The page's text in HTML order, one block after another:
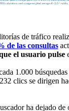
de tráfico
de las consultas
el usuario pulse
1.000
clics se dirigen
ha dejado de